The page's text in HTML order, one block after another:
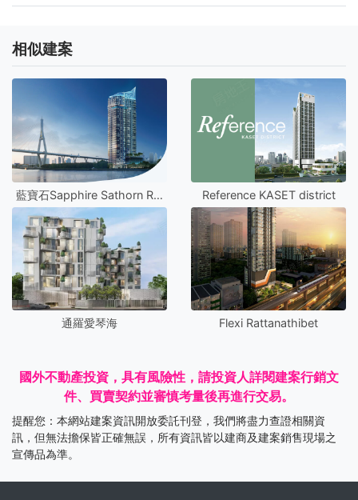
相似建案
藍寶石Sapphire Sathorn Rama 3 Reference KASET district
通羅愛琴海 Flexi Rattanathibet
國外不動產投資，具有風險性，請投資人詳閱建案行銷文
件、買賣契約並審慎考量後再進行交易。
提醒您：本網站建案資訊開放委託刊登，我們將盡力查證相關資
訊，但無法擔保皆正確無誤，所有資訊皆以建商及建案銷售現場之
宣傳品為準。